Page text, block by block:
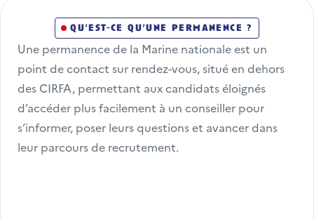
qu’est-ce qu’une permanence ?
Une permanence de la Marine nationale est un
point de contact sur rendez-vous, situé en dehors
des CIRFA, permettant aux candidats éloignés
d’accéder plus facilement à un conseiller pour
s’informer, poser leurs questions et avancer dans
leur parcours de recrutement.